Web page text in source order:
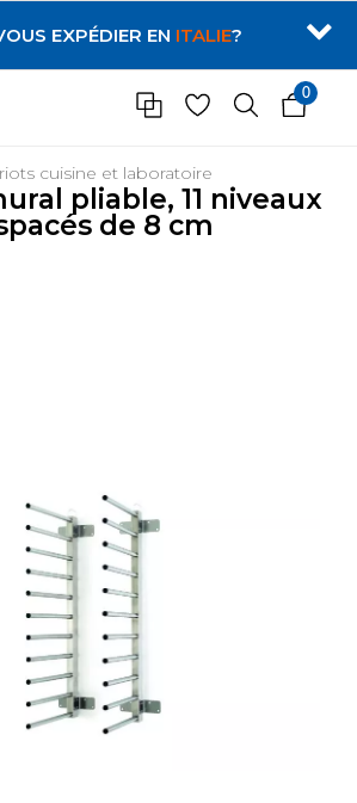
EXPÉDIER EN ITALIE?
0
cuisine et laboratoire
pliable, 11 niveaux
de 8 cm